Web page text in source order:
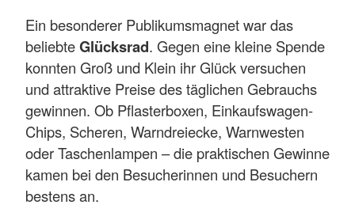
Ein besonderer Publikumsmagnet war das
beliebteGlücksrad. Gegen eine kleine Spende
konnten Groß und Klein ihr Glück versuchen
und attraktive Preise des täglichen Gebrauchs
gewinnen. Ob Pflasterboxen, Einkaufswagen-
Chips, Scheren, Warndreiecke, Warnwesten
oder Taschenlampen – die praktischen Gewinne
kamen bei den Besucherinnen und Besuchern
bestens an.